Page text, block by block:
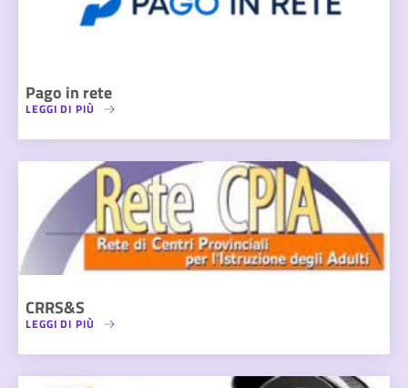
Pago in rete
LEGGI DI PIÙ
CRRS&S
LEGGI DI PIÙ